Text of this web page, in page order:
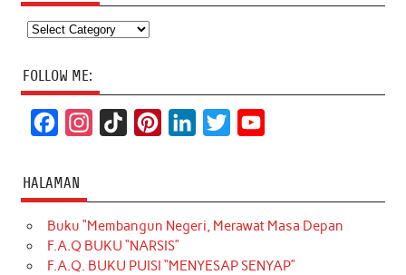
Categories
FOLLOW ME:
c
e
b
o
t
a
g
T
o
k
t
e
r
k
e
d
t
t
e
T
u
b
HALAMAN
Buku “Membangun Negeri, Merawat Masa Depan
F.A.Q BUKU “NARSIS”
F.A.Q. BUKU PUISI “MENYESAP SENYAP”